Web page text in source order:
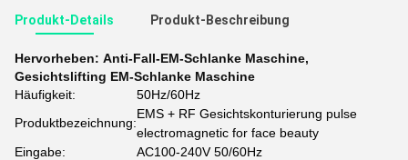
Produkt-Details Produkt-Beschreibung
Hervorheben: Anti-Fall-EM-Schlanke Maschine,
Gesichtslifting EM-Schlanke Maschine
Häufigkeit:
50Hz/60Hz
Produktbezeichnung:
EMS + RF Gesichtskonturierung pulse
electromagnetic for face beauty
Eingabe:
AC100-240V 50/60Hz